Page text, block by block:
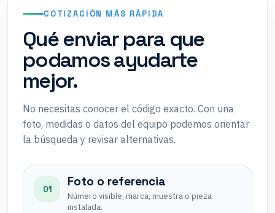
COTIZACIÓN MÁS RÁPIDA
Qué enviar para que
podamos ayudarte
mejor.
No necesitas conocer el código exacto. Con una
foto, medidas o datos del equipo podemos orientar
la búsqueda y revisar alternativas.
01 Foto o referencia
Número visible, marca, muestra o pieza
instalada.